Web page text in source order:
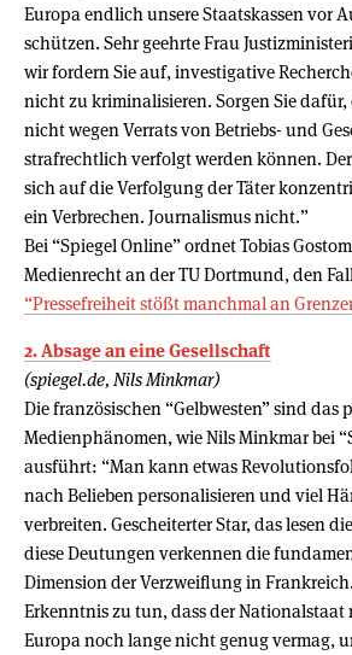
Europa endlich unsere Staatskassen vor
schützen. Sehr geehrte Frau
wir fordern Sie auf, investigative
nicht zu kriminalisieren. Sorgen Sie dafür,
nicht wegen Verrats von Betriebs- und
strafrechtlich verfolgt werden können.
sich auf die Verfolgung der Täter
ein Verbrechen. Journalismus nicht.”
Bei “Spiegel Online” ordnet Tobias
Medienrecht an der TU Dortmund, den
“Pressefreiheit stößt manchmal an
2. Absage an eine Gesellschaft
(spiegel.de, Nils Minkmar)
Die französischen “Gelbwesten” sind das
Medienphänomen, wie Nils Minkmar bei
ausführt: “Man kann etwas
nach Belieben personalisieren und viel
verbreiten. Gescheiterter Star, das lesen
diese Deutungen verkennen die
Dimension der Verzweiflung in
Erkenntnis zu tun, dass der Nationalstaat
Europa noch lange nicht genug vermag,